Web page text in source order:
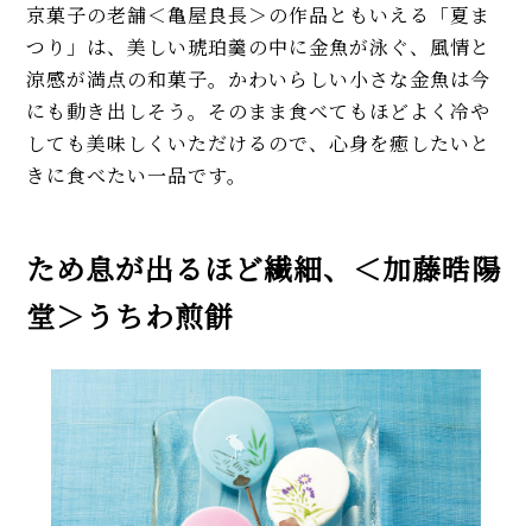
京菓子の老舗＜亀屋良長＞の作品ともいえる「夏ま
つり」は、美しい琥珀羹の中に金魚が泳ぐ、風情と
涼感が満点の和菓子。かわいらしい小さな金魚は今
にも動き出しそう。そのまま食べてもほどよく冷や
しても美味しくいただけるので、心身を癒したいと
きに食べたい一品です。
ため息が出るほど繊細、＜加藤晧陽
堂＞うちわ煎餅